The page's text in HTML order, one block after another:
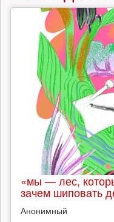
«мы — лес,
зачем шиповать
Анонимный